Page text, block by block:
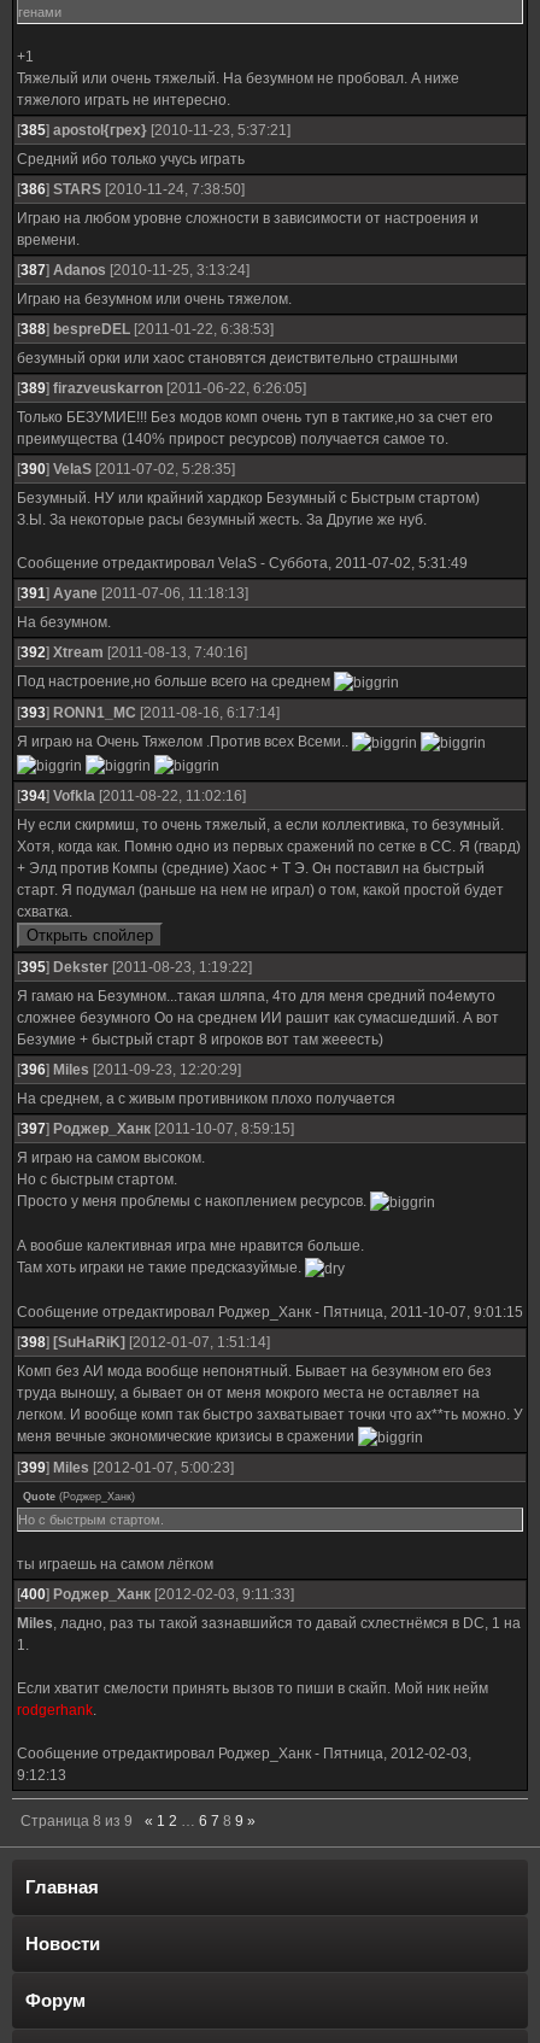
генами
+1
Тяжелый или очень тяжелый. На безумном не пробовал. А ниже
тяжелого играть не интересно.
[385] apostol{грех} [2010-11-23, 5:37:21]
Средний ибо только учусь играть
[386] STARS [2010-11-24, 7:38:50]
Играю на любом уровне сложности в зависимости от настроения и
времени.
[387] Adanos [2010-11-25, 3:13:24]
Играю на безумном или очень тяжелом.
[388] bespreDEL [2011-01-22, 6:38:53]
безумный орки или хаос становятся деиствительно страшными
[389] firazveuskarron [2011-06-22, 6:26:05]
Только БЕЗУМИЕ!!! Без модов комп очень туп в тактике,но за счет его
преимущества (140% прирост ресурсов) получается самое то.
[390] VelaS [2011-07-02, 5:28:35]
Безумный. НУ или крайний хардкор Безумный с Быстрым стартом)
З.Ы. За некоторые расы безумный жесть. За Другие же нуб.
Сообщение отредактировал VelaS - Суббота, 2011-07-02, 5:31:49
[391] Ayane [2011-07-06, 11:18:13]
На безумном.
[392] Xtream [2011-08-13, 7:40:16]
Под настроение,но больше всего на среднем
[393] RONN1_MC [2011-08-16, 6:17:14]
Я играю на Очень Тяжелом .Против всех Всеми..
[394] Vofkla [2011-08-22, 11:02:16]
Ну если скирмиш, то очень тяжелый, а если коллективка, то безумный.
Хотя, когда как. Помню одно из первых сражений по сетке в СС. Я (гвард)
+ Элд против Компы (средние) Хаос + Т Э. Он поставил на быстрый
старт. Я подумал (раньше на нем не играл) о том, какой простой будет
схватка.
[395] Dekster [2011-08-23, 1:19:22]
Я гамаю на Безумном...такая шляпа, 4то для меня средний по4емуто
сложнее безумного Оо на среднем ИИ рашит как сумасшедший. А вот
Безумие + быстрый старт 8 игроков вот там жееесть)
[396] Miles [2011-09-23, 12:20:29]
На среднем, а с живым противником плохо получается
[397] Роджер_Ханк [2011-10-07, 8:59:15]
Я играю на самом высоком.
Но с быстрым стартом.
Просто у меня проблемы с накоплением ресурсов.
А вообше калективная игра мне нравится больше.
Там хоть играки не такие предсказуймые.
Сообщение отредактировал Роджер_Ханк - Пятница, 2011-10-07, 9:01:15
[398] [SuHaRiK] [2012-01-07, 1:51:14]
Комп без АИ мода вообще непонятный. Бывает на безумном его без
труда выношу, а бывает он от меня мокрого места не оставляет на
легком. И вообще комп так быстро захватывает точки что ах**ть можно. У
меня вечные экономические кризисы в сражении
[399] Miles [2012-01-07, 5:00:23]
Quote (Роджер_Ханк)
Но с быстрым стартом.
ты играешь на самом лёгком
[400] Роджер_Ханк [2012-02-03, 9:11:33]
Miles, ладно, раз ты такой зазнавшийся то давай схлестнёмся в DC, 1 на
1.
Если хватит смелости принять вызов то пиши в скайп. Мой ник нейм
rodgerhank.
Сообщение отредактировал Роджер_Ханк - Пятница, 2012-02-03,
9:12:13
Страница 8 из 9 « 1 2 … 6 7 8 9 »
Главная
Новости
Форум